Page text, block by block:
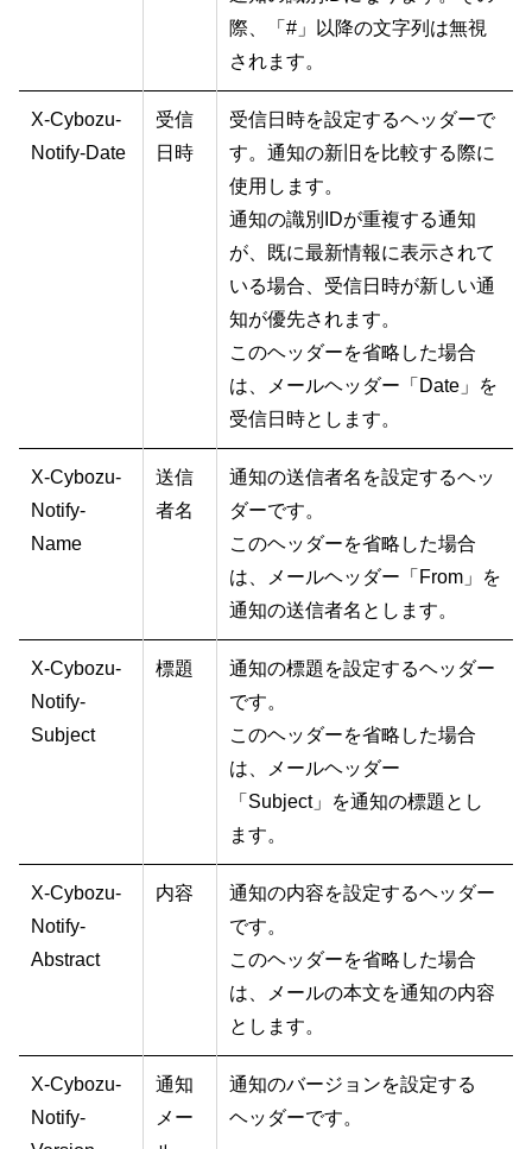
際、「#」以降の文字列は無視
されます。
X-Cybozu-
Notify-Date
受信
日時
受信日時を設定するヘッダーで
す。通知の新旧を比較する際に
使用します。
通知の識別IDが重複する通知
が、既に最新情報に表示されて
いる場合、受信日時が新しい通
知が優先されます。
このヘッダーを省略した場合
は、メールヘッダー「Date」を
受信日時とします。
X-Cybozu-
Notify-
Name
送信
者名
通知の送信者名を設定するヘッ
ダーです。
このヘッダーを省略した場合
は、メールヘッダー「From」を
通知の送信者名とします。
X-Cybozu-
Notify-
Subject
標題
通知の標題を設定するヘッダー
です。
このヘッダーを省略した場合
は、メールヘッダー
「Subject」を通知の標題とし
ます。
X-Cybozu-
Notify-
Abstract
内容
通知の内容を設定するヘッダー
です。
このヘッダーを省略した場合
は、メールの本文を通知の内容
とします。
X-Cybozu-
Notify-
通知
メー
通知のバージョンを設定する
ヘッダーです。